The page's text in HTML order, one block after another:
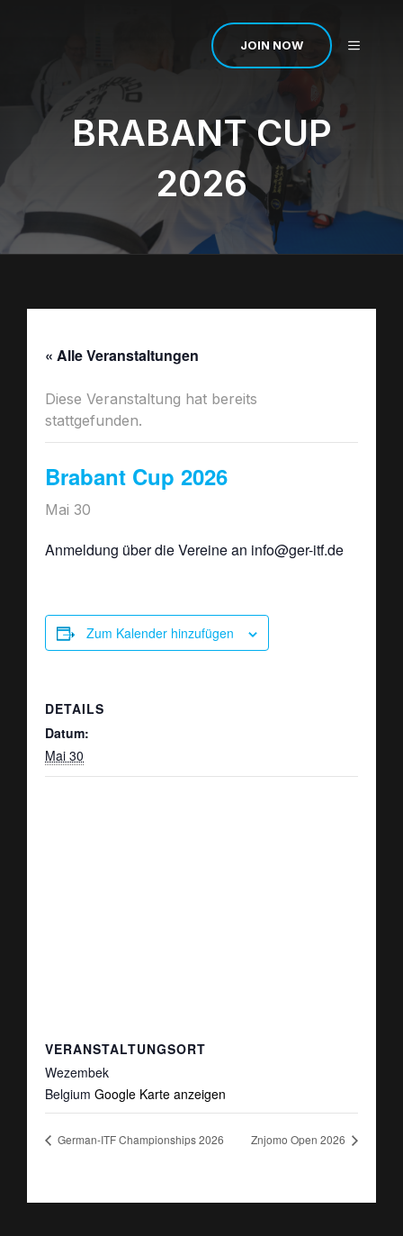
JOIN NOW MENÜ
BRABANT CUP
2026
« Alle Veranstaltungen
Diese Veranstaltung hat bereits
stattgefunden.
Brabant Cup 2026
Mai 30
Anmeldung über die Vereine an info@ger-itf.de
Zum Kalender hinzufügen
DETAILS
Datum:
Mai 30
VERANSTALTUNGSORT
Wezembek
Belgium Google Karte anzeigen
German-ITF Championships 2026 Znjomo Open 2026